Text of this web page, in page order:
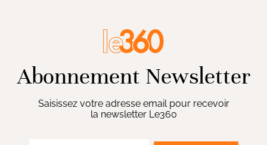
Abonnement Newsletter
Saisissez votre adresse email pour recevoir
la newsletter Le360